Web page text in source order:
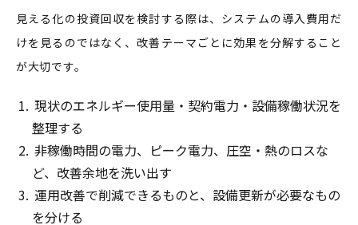
見える化の投資回収を検討する際は、システムの導入費用だ
けを見るのではなく、改善テーマごとに効果を分解すること
が大切です。
現状のエネルギー使用量・契約電力・設備稼働状況を
整理する
非稼働時間の電力、ピーク電力、圧空・熱のロスな
ど、改善余地を洗い出す
運用改善で削減できるものと、設備更新が必要なもの
を分ける